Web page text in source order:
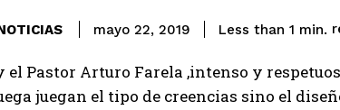
mayo 22, 2019 Less than 1 min.
el Pastor Arturo Farela ,intenso y
juegan el tipo de creencias sino el